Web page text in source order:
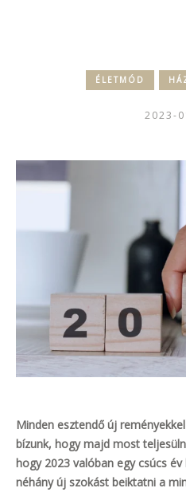
ÉLETMÓD
2023-
Minden esztendő új
bízunk, hogy majd most
hogy 2023 valóban egy csúcs
néhány új szokást beiktatni a